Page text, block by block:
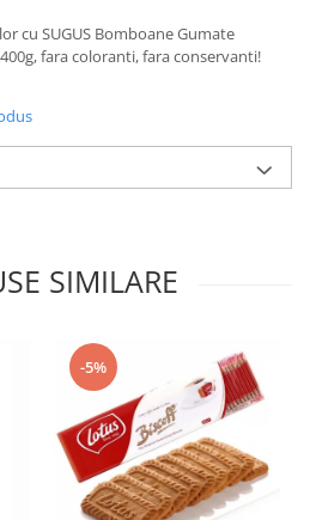
cu SUGUS Bomboane Gumate
fara coloranti, fara conservanti!
SIMILARE
-5%